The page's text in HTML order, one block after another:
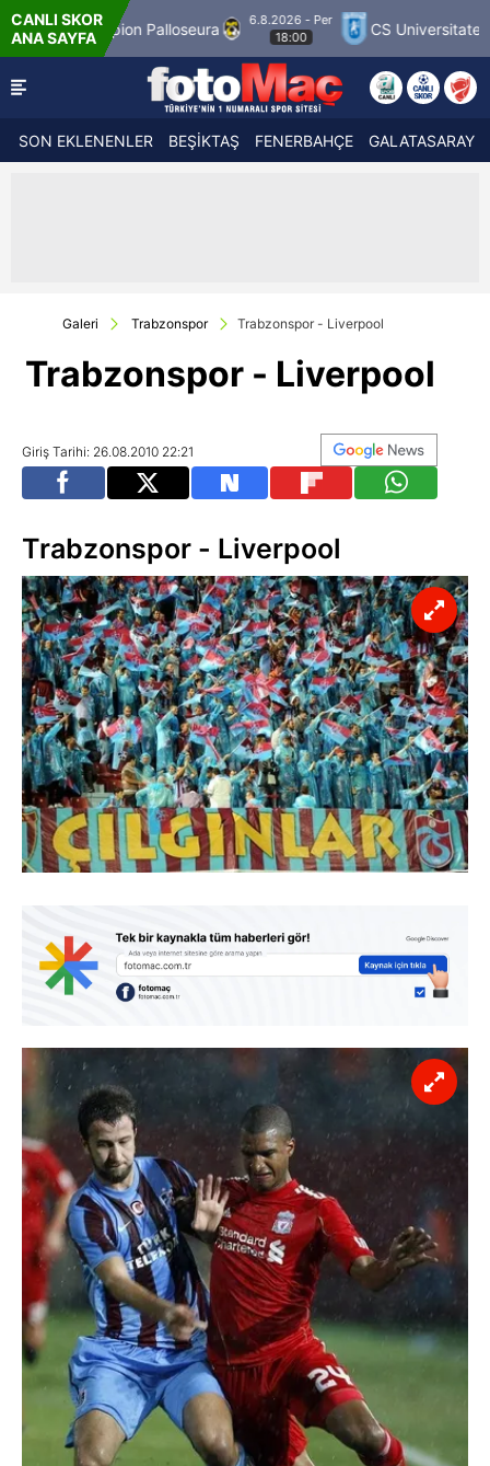
CANLI SKOR
ANA SAYFA
- Per
CS Universitatea Craiova 1948 FC Inter Turku
SON EKLENENLER BEŞİKTAŞ FENERBAHÇE GALATASARAY
Galeri Trabzonspor Trabzonspor - Liverpool
Trabzonspor - Liverpool
Giriş Tarihi: 26.08.2010 22:21
Trabzonspor - Liverpool